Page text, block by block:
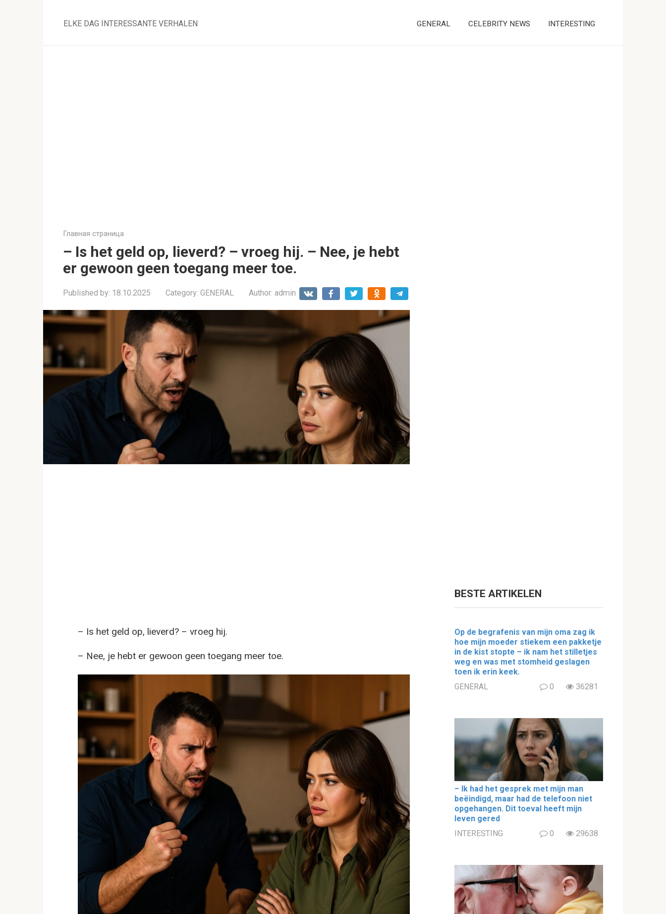
ELKE DAG INTERESSANTE VERHALEN GENERAL CELEBRITY NEWS INTERESTING
Главная страница
– Is het geld op, lieverd? – vroeg hij. – Nee, je hebt
er gewoon geen toegang meer toe.
Published by: 18.10.2025 Category: GENERAL Author: admin
– Is het geld op, lieverd? – vroeg hij.
– Nee, je hebt er gewoon geen toegang meer toe.
BESTE ARTIKELEN
Op de begrafenis van mijn oma zag ik
hoe mijn moeder stiekem een pakketje
in de kist stopte – ik nam het stilletjes
weg en was met stomheid geslagen
toen ik erin keek.
GENERAL
0 36281
– Ik had het gesprek met mijn man
beëindigd, maar had de telefoon niet
opgehangen. Dit toeval heeft mijn
leven gered
INTERESTING
0 29638